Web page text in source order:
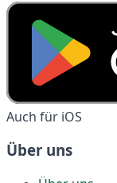
Auch für iOS
Über uns